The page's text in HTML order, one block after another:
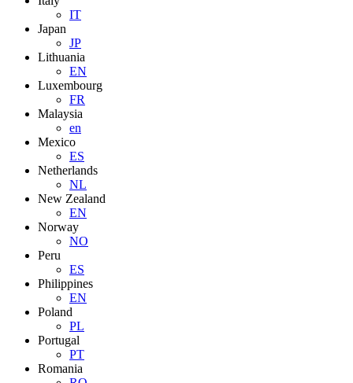
IT
Japan
JP
Lithuania
EN
Luxembourg
FR
Malaysia
en
Mexico
ES
Netherlands
NL
New Zealand
EN
Norway
NO
Peru
ES
Philippines
EN
Poland
PL
Portugal
PT
Romania